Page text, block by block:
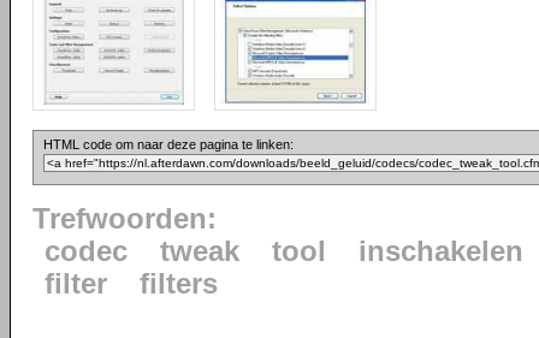
HTML code om naar deze pagina te linken:
Trefwoorden:
codec
tweak tool
inschakelen
filter
filters